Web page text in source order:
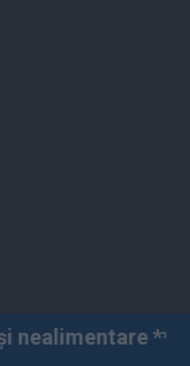
*** Vânzări